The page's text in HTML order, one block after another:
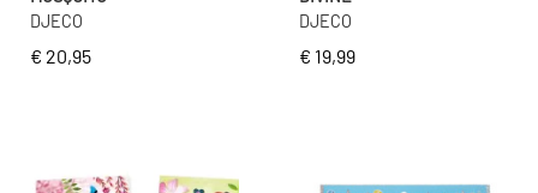
DJECO
€ 20,95
DJECO
€ 19,99